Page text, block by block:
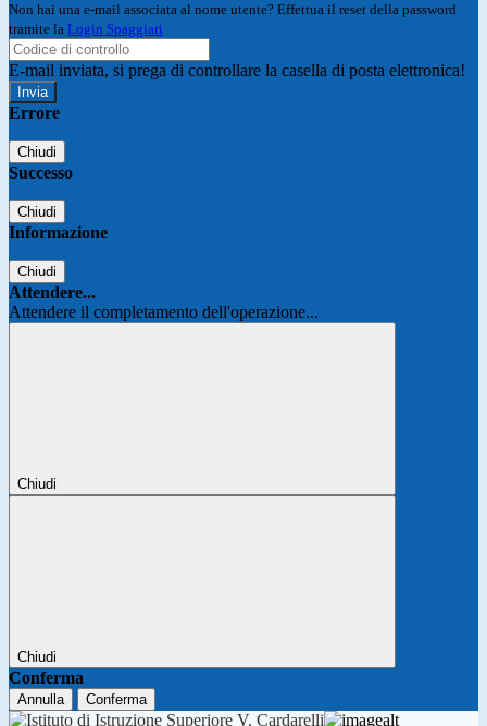
Non hai una e-mail associata al nome utente? Effettua il reset della password
tramite la Login Spaggiari
E-mail inviata, si prega di controllare la casella di posta elettronica!
Errore
Chiudi
Successo
Chiudi
Informazione
Chiudi
Attendere...
Attendere il completamento dell'operazione...
Chiudi
Chiudi
Conferma
Annulla Conferma